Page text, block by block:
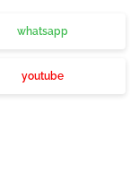
whatsapp
youtube